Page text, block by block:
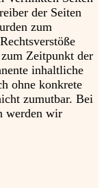
der Seiten
zum
Zeitpunkt der
inhaltliche
ohne konkrete
zumutbar. Bei
werden wir